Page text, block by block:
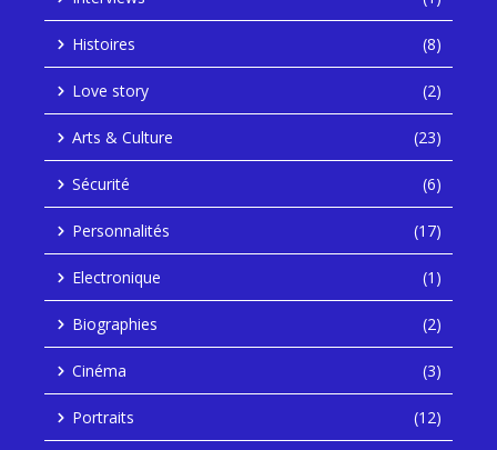
Histoires (8)
Love story (2)
Arts & Culture (23)
Sécurité (6)
Personnalités (17)
Electronique (1)
Biographies (2)
Cinéma (3)
Portraits (12)